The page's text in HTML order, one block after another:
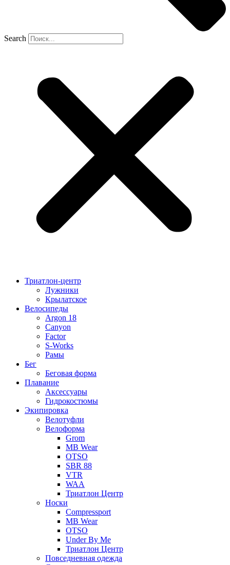
Search
Триатлон-центр
Лужники
Крылатское
Велосипеды
Argon 18
Canyon
Factor
S-Works
Рамы
Бег
Беговая форма
Плавание
Аксессуары
Гидрокостюмы
Экипировка
Велотуфли
Велоформа
Grom
MB Wear
OTSO
SBR 88
VTR
WAA
Триатлон Центр
Носки
Compressport
MB Wear
OTSO
Under By Me
Триатлон Центр
Повседневная одежда